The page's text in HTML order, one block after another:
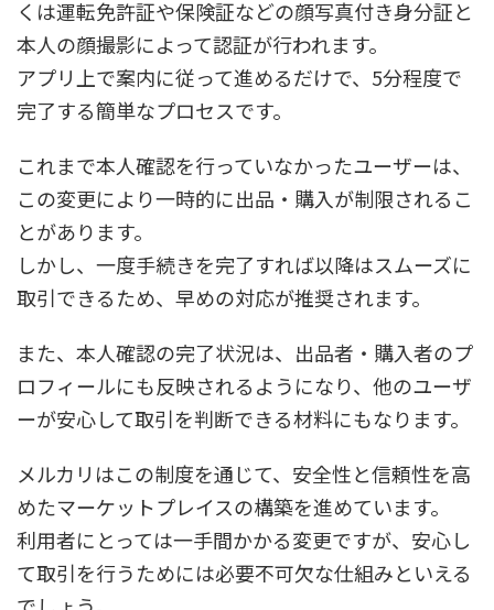
くは運転免許証や保険証などの顔写真付き身分証と
本人の顔撮影によって認証が行われます。
アプリ上で案内に従って進めるだけで、5分程度で
完了する簡単なプロセスです。
これまで本人確認を行っていなかったユーザーは、
この変更により一時的に出品・購入が制限されるこ
とがあります。
しかし、一度手続きを完了すれば以降はスムーズに
取引できるため、早めの対応が推奨されます。
また、本人確認の完了状況は、出品者・購入者のプ
ロフィールにも反映されるようになり、他のユーザ
ーが安心して取引を判断できる材料にもなります。
メルカリはこの制度を通じて、安全性と信頼性を高
めたマーケットプレイスの構築を進めています。
利用者にとっては一手間かかる変更ですが、安心し
て取引を行うためには必要不可欠な仕組みといえる